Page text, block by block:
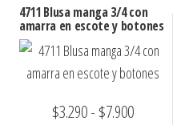
4711 Blusa manga 3/4 con
amarra en escote y botones
$3.290- $7.900Rango